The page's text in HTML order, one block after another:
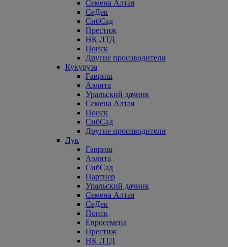
Семена Алтая
СеДек
СибСад
Престиж
НК ЛТД
Поиск
Другие производители
Кукуруза
Гавриш
Аэлита
Уральский дачник
Семена Алтая
Поиск
СибСад
Другие производители
Лук
Гавриш
Аэлита
СибСад
Партнер
Уральский дачник
Семена Алтая
СеДек
Поиск
Евросемена
Престиж
НК ЛТД